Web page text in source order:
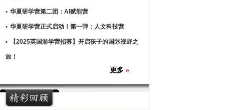
• 华夏研学营第二团：AI赋能营
• 华夏研学营正式启动！第一弹：人文科技营
• 【2025英国游学营招募】开启孩子的国际视野之
旅！
更多 »